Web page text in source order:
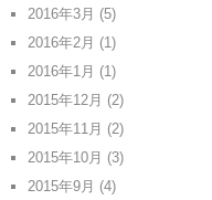
2016年3月 (5)
2016年2月 (1)
2016年1月 (1)
2015年12月 (2)
2015年11月 (2)
2015年10月 (3)
2015年9月 (4)